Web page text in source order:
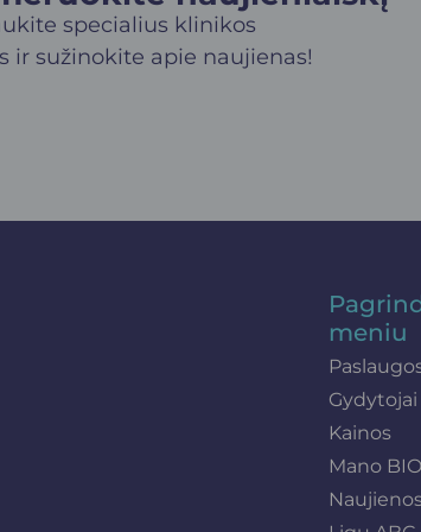
specialius klinikos
ir sužinokite apie naujienas!
meniu
Gydytojai
Kainos
Mano